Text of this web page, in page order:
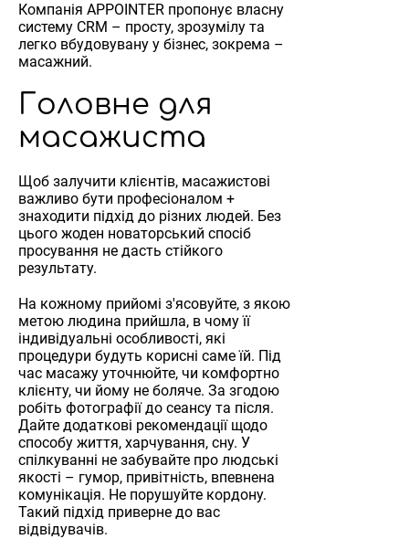
Компанія APPOINTER пропонує власну
систему CRM – просту, зрозумілу та
легко вбудовувану у бізнес, зокрема –
масажний.
Головне для
масажиста
Щоб залучити клієнтів, масажистові
важливо бути професіоналом +
знаходити підхід до різних людей. Без
цього жоден новаторський спосіб
просування не дасть стійкого
результату.
На кожному прийомі з'ясовуйте, з якою
метою людина прийшла, в чому її
індивідуальні особливості, які
процедури будуть корисні саме їй. Під
час масажу уточнюйте, чи комфортно
клієнту, чи йому не боляче. За згодою
робіть фотографії до сеансу та після.
Дайте додаткові рекомендації щодо
способу життя, харчування, сну. У
спілкуванні не забувайте про людські
якості – гумор, привітність, впевнена
комунікація. Не порушуйте кордону.
Такий підхід приверне до вас
відвідувачів.